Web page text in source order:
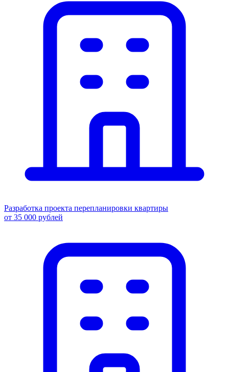
Разработка проекта перепланировки квартиры
от 35 000 рублей